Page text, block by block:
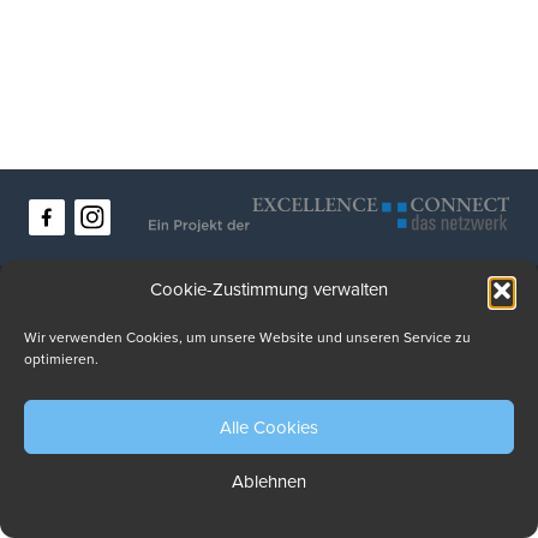
Cookie-Zustimmung verwalten
Wir verwenden Cookies, um unsere Website und unseren Service zu
optimieren.
Alle Cookies
Ablehnen
Datenschutz Impressum Kontakt